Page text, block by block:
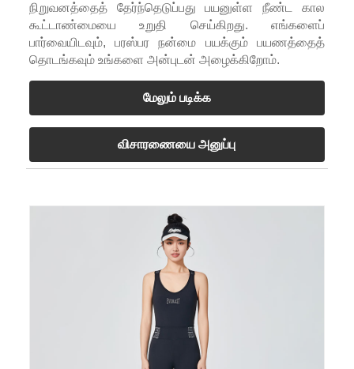
நிறுவனத்தைத் தேர்ந்தெடுப்பது பயனுள்ள நீண்ட கால
கூட்டாண்மையை உறுதி செய்கிறது. எங்களைப்
பார்வையிடவும், பரஸ்பர நன்மை பயக்கும் பயணத்தைத்
தொடங்கவும் உங்களை அன்புடன் அழைக்கிறோம்.
மேலும் படிக்க
விசாரணையை அனுப்பு